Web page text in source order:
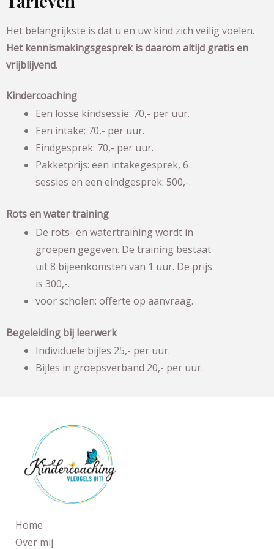
Het belangrijkste is dat u en uw kind zich veilig voelen.
Het kennismakingsgesprek is daarom altijd gratis en
vrijblijvend.
Kindercoaching
Een losse kindsessie: 70,- per uur.
Een intake: 70,- per uur.
Eindgesprek: 70,- per uur.
Pakketprijs: een intakegesprek, 6
sessies en een eindgesprek: 500,-.
Rots en water training
De rots- en watertraining wordt in
groepen gegeven. De training bestaat
uit 8 bijeenkomsten van 1 uur. De prijs
is 300,-.
voor scholen: offerte op aanvraag.
Begeleiding bij leerwerk
Individuele bijles 25,- per uur.
Bijles in groepsverband 20,- per uur.
Home
Over mij